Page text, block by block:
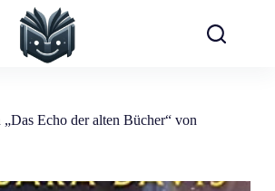
Echo der alten Bücher“ von